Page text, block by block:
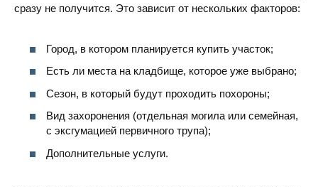
сразу не получится. Это зависит от нескольких факторов:
Город, в котором планируется купить участок;
Есть ли места на кладбище, которое уже выбрано;
Сезон, в который будут проходить похороны;
Вид захоронения (отдельная могила или семейная,
с эксгумацией первичного трупа);
Дополнительные услуги.